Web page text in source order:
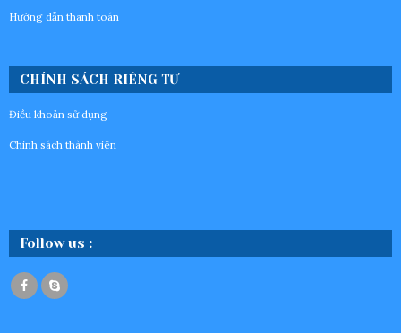
Hướng dẫn thanh toán
CHÍNH SÁCH RIÊNG TƯ
Điều khoản sử dụng
Chinh sách thành viên
Follow us :